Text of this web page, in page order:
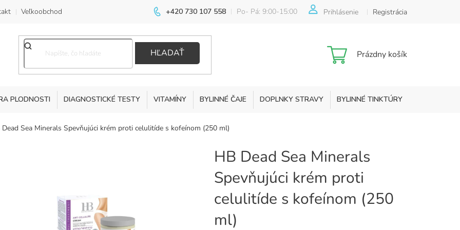
+420 730 107 558 Po- Pá: 9:00-15:00
Veľkoobchod Prihlásenie Registrácia
HĽADAŤ
Nákupný
Prázdny košík
PLODNOSTI DIAGNOSTICKÉ TESTY VITAMÍNY BYLINNÉ ČAJE DOPLNKY STRAVY BYLINNÉ TINKTÚRY
Dead Sea Minerals Spevňujúci krém proti celulitíde s kofeínom (250 ml)
HB Dead Sea Minerals
Spevňujúci krém proti
celulitíde s kofeínom (250
ml)